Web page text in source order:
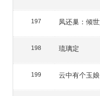
197 凤还巢：倾
198 琉璃定
199 云中有个玉